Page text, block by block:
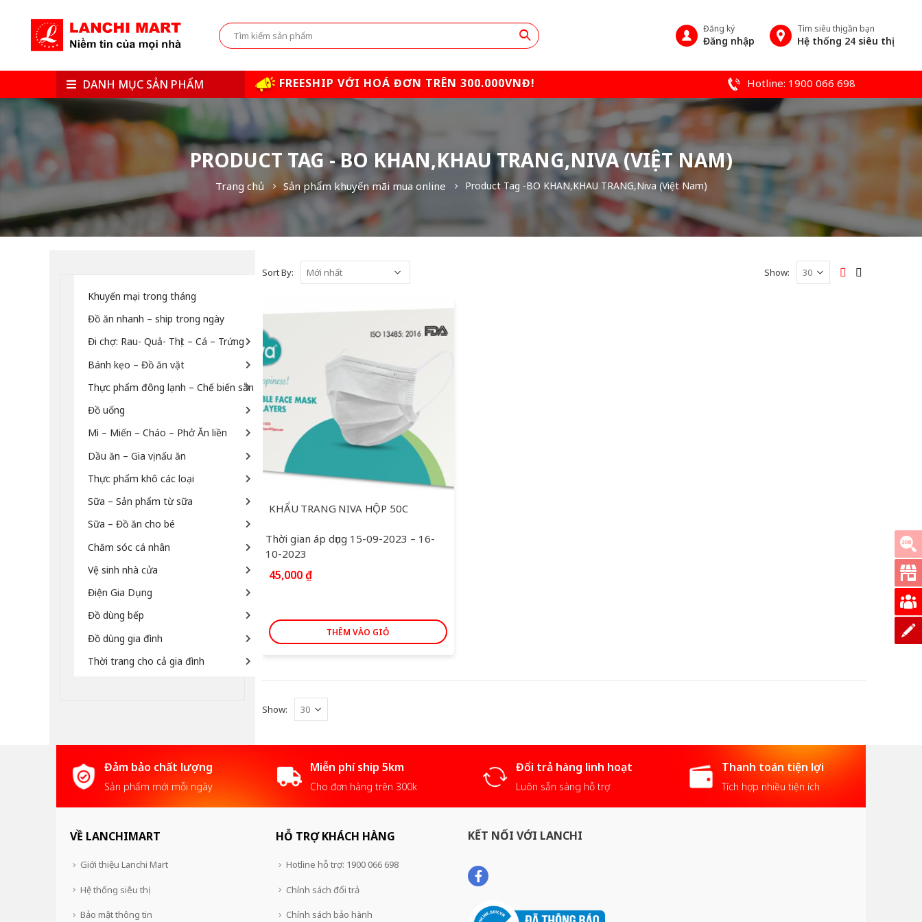
Đăng ký
Đăng nhập
Tìm siêu thị gần bạn
Hệ thống 24 siêu thị
DANH MỤC SẢN PHẨM FREESHIP VỚI HOÁ ĐƠN TRÊN 300.000VNĐ! Hotline: 1900 066 698
PRODUCT TAG - BO KHAN,KHAU TRANG,NIVA (VIỆT NAM)
Trang chủ Sản phẩm khuyến mãi mua online Product Tag -BO KHAN,KHAU TRANG,Niva (Việt Nam)
Sort By: Show:
KHẨU TRANG NIVA HỘP 50C
Thời gian áp dụng 15-09-2023 – 16-
10-2023
45,000₫
THÊM VÀO GIỎ
Show:
Khuyến mại trong tháng
Đồ ăn nhanh – ship trong ngày
Đi chợ: Rau- Quả- Thịt – Cá – Trứng
Bánh kẹo – Đồ ăn vặt
Thực phẩm đông lạnh – Chế biến sẵn
Đồ uống
Mì – Miến – Cháo – Phở Ăn liền
Dầu ăn – Gia vị nấu ăn
Thực phẩm khô các loại
Sữa – Sản phẩm từ sữa
Sữa – Đồ ăn cho bé
Chăm sóc cá nhân
Vệ sinh nhà cửa
Điện Gia Dụng
Đồ dùng bếp
Đồ dùng gia đình
Thời trang cho cả gia đình
Đảm bảo chất lượng
Sản phẩm mới mỗi ngày
Miễn phí ship 5km
Cho đơn hàng trên 300k
Đổi trả hàng linh hoạt
Luôn sẵn sàng hỗ trợ
Thanh toán tiện lợi
Tích hợp nhiều tiện ích
VỀ LANCHIMART
Giới thiệu Lanchi Mart
Hệ thống siêu thị
Bảo mật thông tin
HỖ TRỢ KHÁCH HÀNG
Hotline hỗ trợ: 1900 066 698
Chính sách đổi trả
Chính sách bảo hành
KẾT NỐI VỚI LANCHI